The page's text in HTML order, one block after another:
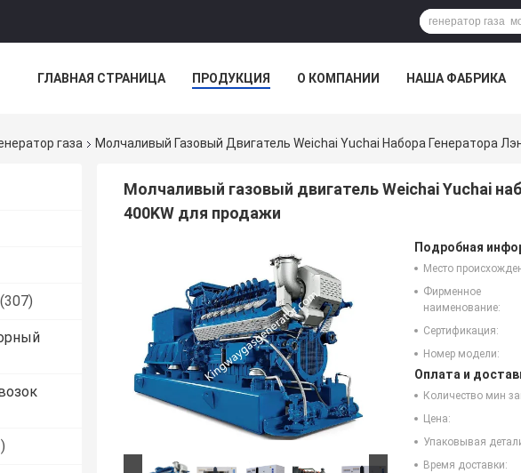
ГЛАВНАЯ СТРАНИЦА ПРОДУКЦИЯ О КОМПАНИИ НАША ФАБРИКА
газа Молчаливый Газовый Двигатель Weichai Yuchai Набора Генератора
(307)
Молчаливый газовый двигатель Weichai Yuchai
400KW для продажи
Подробная
Место
Фирменное
наименование:
Сертификация:
Номер модели:
Оплата и
Количество мин
Цена:
Упаковывая
Время доставки: